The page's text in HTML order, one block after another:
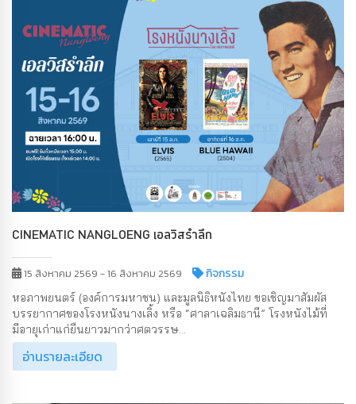
CINEMATIC NANGLOENG เอลวิสรำลึก
15 สิงหาคม 2569 - 16 สิงหาคม 2569 กิจกรรม
หอภาพยนตร์ (องค์การมหาชน) และมูลนิธิหนังไทย ขอเชิญมาสัมผัส
บรรยากาศของโรงหนังนางเลิ้ง หรือ “ศาลาเฉลิมธานี” โรงหนังไม้ที่
มีอายุเก่าแก่ยืนยาวมากว่าศตวรรษ...
อ่านรายละเอียด